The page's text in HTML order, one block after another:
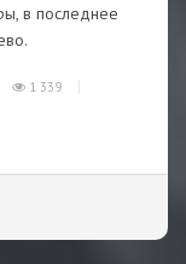
в последнее
1 339